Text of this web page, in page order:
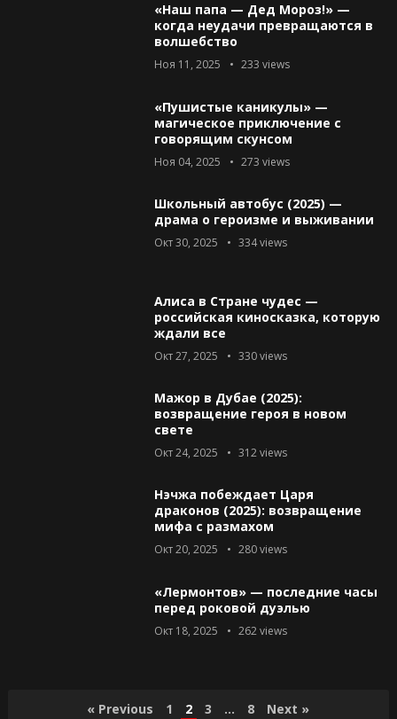
«Наш папа — Дед Мороз!» —
когда неудачи превращаются в
волшебство
Ноя 11, 2025 233 views
«Пушистые каникулы» —
магическое приключение с
говорящим скунсом
Ноя 04, 2025 273 views
Школьный автобус (2025) —
драма о героизме и выживании
Окт 30, 2025 334views
Алиса в Стране чудес —
российская киносказка, которую
ждали все
Окт 27, 2025 330views
Мажор в Дубае (2025):
возвращение героя в новом
свете
Окт 24, 2025 312views
Нэчжа побеждает Царя
драконов (2025): возвращение
мифа с размахом
Окт 20, 2025 280views
«Лермонтов» — последние часы
перед роковой дуэлью
Окт 18, 2025 262views
Пагинация« Previous 1 2 3 … 8 Next »